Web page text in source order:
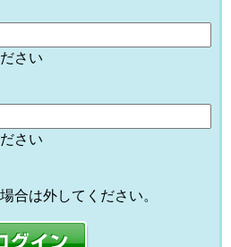
さい
さい
合は外してください。